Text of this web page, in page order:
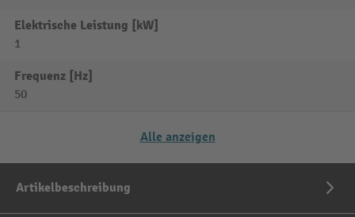
Elektrische Leistung [kW]
1
Frequenz [Hz]
50
Alle anzeigen
Artikelbeschreibung